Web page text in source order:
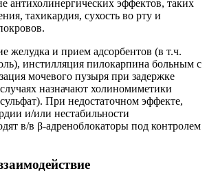
антихолинергических эффектов, таких
тахикардия, сухость во рту и
желудка и прием адсорбентов (в т.ч.
инстилляция пилокарпина больным с
мочевого пузыря при задержке
назначают холиномиметики
При недостаточном эффекте,
и/или нестабильности
в/в β-адреноблокаторы под контролем